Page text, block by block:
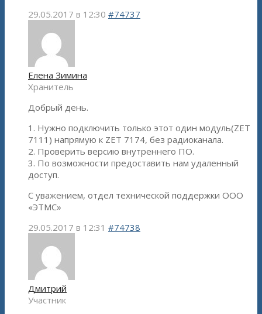
29.05.2017 в 12:30 #74737
Елена Зимина
Хранитель
Добрый день.
1. Нужно подключить только этот один модуль(ZET
7111) напрямую к ZET 7174, без радиоканала.
2. Проверить версию внутреннего ПО.
3. По возможности предоставить нам удаленный
доступ.
С уважением, отдел технической поддержки ООО
«ЭТМС»
29.05.2017 в 12:31 #74738
Дмитрий
Участник